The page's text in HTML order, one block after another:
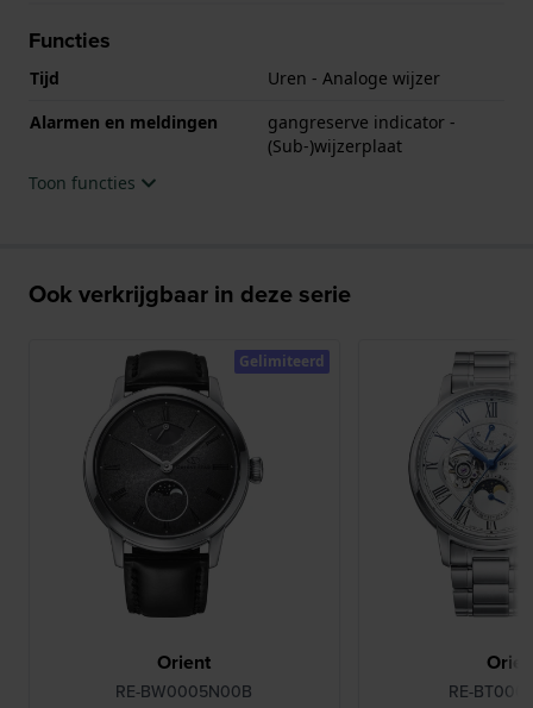
.
Functies
Tijd
Uren - Analoge wijzer
Alarmen en meldingen
gangreserve indicator -
(Sub-)wijzerplaat
Toon functies
Ook verkrijgbaar in deze serie
Orient
RE-BW0005N00B
Gelimiteerd
RE-